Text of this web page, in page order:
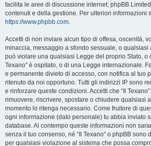
facilita le aree di discussione internet; phpBB
contenuti e della gestione. Per ulteriori informazioni
https://www.phpbb.com.
Accetti di non inviare alcun tipo di offesa, oscenità,
minaccia, messaggio a sfondo sessuale, o qualsiasi
può violare una qualsiasi Legge del proprio Stato, o
Texano” è ospitato, o di una Legge internazionale.
e permanente divieto di accesso, con notifica al tuo
ritenuto da noi opportuno. Tutti gli indirizzi IP sono
e rinforzare queste condizioni. Accetti che “Il
rimuovere, riscrivere, spostare o chiudere qualsiasi
momento lo ritenga necessario. Come fruitore di
ogni informazione (dato personale) tu abbia inviato
database. Al contempo queste informazioni non
senza il tuo consenso, né “Il Texano” o phpBB sono
per qualsiasi violazione al sistema che possa